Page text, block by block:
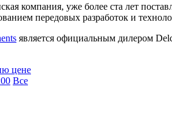
компания, уже более ста лет
передовых разработок и
является официальным дилером
цене
Все